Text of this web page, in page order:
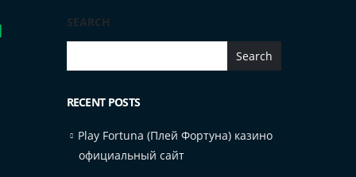
SEARCH
Search
RECENT POSTS
Play Fortuna (Плей Фортуна) казино
официальный сайт